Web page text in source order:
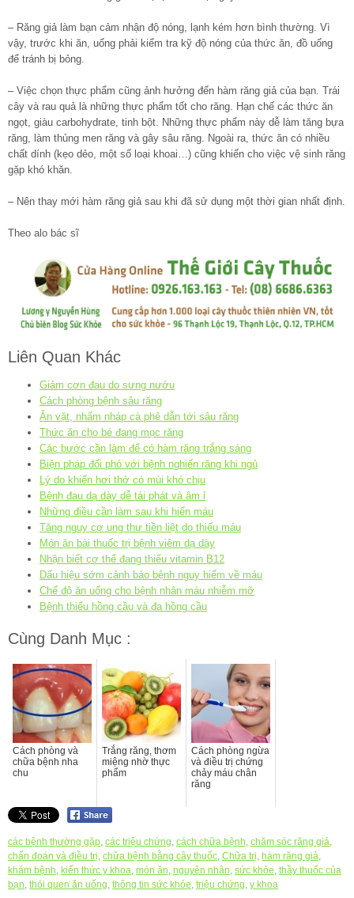
– Răng giả làm bạn cảm nhận độ nóng, lạnh kém hơn bình thường. Vì
vậy, trước khi ăn, uống phải kiểm tra kỹ độ nóng của thức ăn, đồ uống
để tránh bị bỏng.
– Việc chọn thực phẩm cũng ảnh hưởng đến hàm răng giả của bạn. Trái
cây và rau quả là những thực phẩm tốt cho răng. Hạn chế các thức ăn
ngọt, giàu carbohydrate, tinh bột. Những thực phẩm này dễ làm tăng bựa
răng, làm thủng men răng và gây sâu răng. Ngoài ra, thức ăn có nhiều
chất dính (kẹo dẻo, một số loại khoai…) cũng khiến cho việc vệ sinh răng
gặp khó khăn.
– Nên thay mới hàm răng giả sau khi đã sử dụng một thời gian nhất định.
Theo alo bác sĩ
Liên Quan Khác
Giảm cơn đau do sưng nướu
Cách phòng bệnh sâu răng
Ăn vặt, nhấm nháp cà phê dẫn tới sâu răng
Thức ăn cho bé đang mọc răng
Các bước cần làm để có hàm răng trắng sáng
Biện pháp đối phó với bệnh nghiến răng khi ngủ
Lý do khiến hơi thở có mùi khó chịu
Bệnh đau dạ dày dễ tái phát và âm ỉ
Những điều cần làm sau khi hiến máu
Tăng nguy cơ ung thư tiền liệt do thiếu máu
Món ăn bài thuốc trị bệnh viêm dạ dày
Nhận biết cơ thể đang thiếu vitamin B12
Dấu hiệu sớm cảnh báo bệnh nguy hiểm về máu
Chế độ ăn uống cho bệnh nhân máu nhiễm mỡ
Bệnh thiếu hồng cầu và đa hồng cầu
Cùng Danh Mục :
Cách phòng và
chữa bệnh nha
chu
Trắng răng, thơm
miệng nhờ thực
phẩm
Cách phòng ngừa
và điều trị chứng
chảy máu chân
răng
các bệnh thường gặp, các triệu chứng, cách chữa bệnh, chăm sóc răng giả,
chẩn đoán và điều trị, chữa bệnh bằng cây thuốc, Chữa trị, hàm răng giả,
khám bệnh, kiến thức y khoa, món ăn, nguyên nhân, sức khỏe, thầy thuốc của
bạn, thói quen ăn uống, thông tin sức khỏe, triệu chứng, y khoa